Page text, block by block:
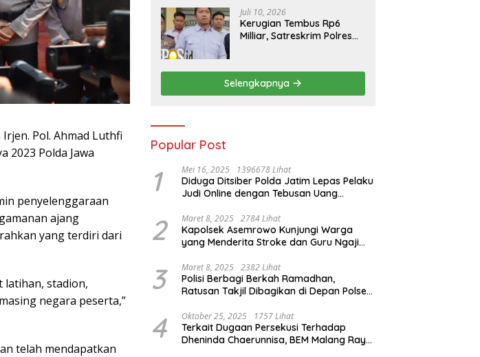
Pol. Ahmad Luthfi
2023 Polda Jawa
penyelenggaraan
ajang
yang terdiri dari
latihan, stadion,
negara peserta,”
telah mendapatkan
Percaya Hoaks
Juli 10, 2026
Kerugian Tembus Rp6
Milliar, Satreskrim Polres
Arisan Bodong
Selengkapnya
Popular Post
1 Mei 16, 2025 1396678 Lihat
Diduga Ditsiber Polda Jatim Lepas Pelaku
Judi Online dengan Tebusan Uang
2 Maret 8, 2025 2784 Lihat
Kapolsek Asemrowo Kunjungi Warga
yang Menderita Stroke dan Guru Ngaji
3 Maret 8, 2025 2382 Lihat
Polisi Berbagi Berkah Ramadhan,
Ratusan Takjil Dibagikan di Depan Polsek
4 Oktober 25, 2025 1757 Lihat
Terkait Dugaan Persekusi Terhadap
Dheninda Chaerunnisa, BEM Malang Raya